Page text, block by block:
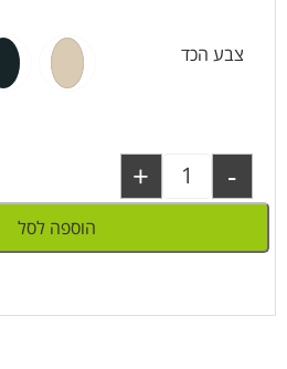
צבע הכד
-
+
הוספה לסל